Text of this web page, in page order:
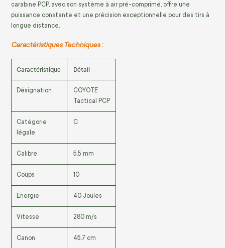
carabine PCP, avec son système à air pré-comprimé, offre une
puissance constante et une précision exceptionnelle pour des tirs à
longue distance.
Caractéristiques Techniques :
Caractéristique Détail
Désignation
COYOTE
Tactical PCP
Catégorie
légale
C
Calibre 5.5 mm
Coups 10
Énergie 40 Joules
Vitesse 280 m/s
Canon 45.7 cm